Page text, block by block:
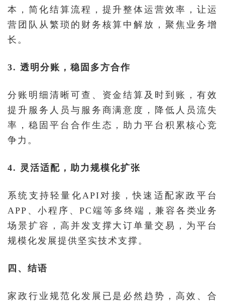
本，简化结算流程，提升整体运营效率，让运
营团队从繁琐的财务核算中解放，聚焦业务增
长。
3. 透明分账，稳固多方合作
分账明细清晰可查、资金结算及时到账，有效
提升服务人员与服务商满意度，降低人员流失
率，稳固平台合作生态，助力平台积累核心竞
争力。
4. 灵活适配，助力规模化扩张
系统支持轻量化API对接，快速适配家政平台
APP、小程序、PC端等多终端，兼容各类业务
场景扩容，高并发支撑大订单量交易，为平台
规模化发展提供坚实技术支撑。
四、结语
家政行业规范化发展已是必然趋势，高效、合